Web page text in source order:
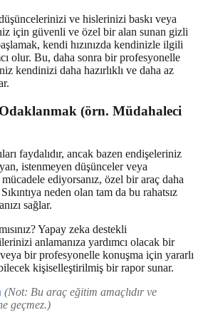
ve hislerinizi baskı veya
için güvenli ve özel bir alan sunan gizli
kendi hızınızda kendinizle ilgili
olur. Bu, daha sonra bir profesyonelle
kendinizi daha hazırlıklı ve daha az
(örn. Müdahaleci
faydalıdır, ancak bazen endişeleriniz
istenmeyen düşünceler veya
ediyorsanız, özel bir araç daha
neden olan tam da bu rahatsız
sağlar.
Yapay zeka destekli
anlamanıza yardımcı olacak bir
bir profesyonelle konuşma için yararlı
kişiselleştirilmiş bir rapor sunar.
(Not: Bu araç eğitim amaçlıdır ve
geçmez.)